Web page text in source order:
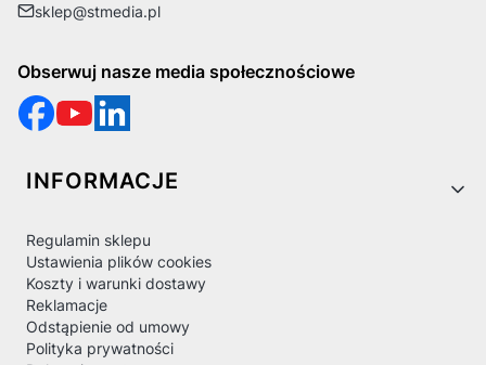
sklep@stmedia.pl
Obserwuj nasze media społecznościowe
Linki w stopce
INFORMACJE
Regulamin sklepu
Ustawienia plików cookies
Koszty i warunki dostawy
Reklamacje
Odstąpienie od umowy
Polityka prywatności